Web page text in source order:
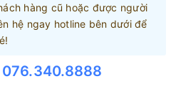
hàng cũ hoặc được người
hệ ngay hotline bên dưới để
076.340.8888